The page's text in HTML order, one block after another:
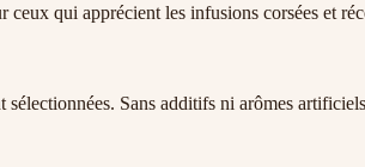
qui apprécient les infusions corsées et
Sans additifs ni arômes